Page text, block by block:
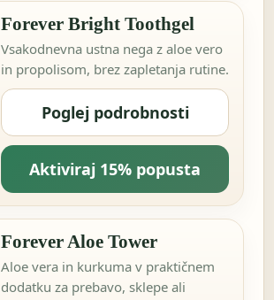
Forever Bright Toothgel
Vsakodnevna ustna nega z aloe vero
in propolisom, brez zapletanja rutine.
Poglej podrobnosti
Aktiviraj 15% popusta
Forever Aloe Tower
Aloe vera in kurkuma v praktičnem
dodatku za prebavo, sklepe ali